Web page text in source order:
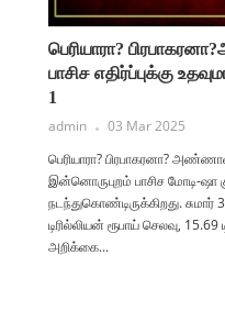
பெரியாரா?
பாசிச எதிர்ப்புக்கு
admin
03 Mar 2025
பெரியாரா? பிரபாகரனா?
இன்னொருபுறம் பாசிச மோடி-ஷா
நடந்துகொண்டிருக்கிறது. சுமார்
டிரில்லியன் ரூபாய் செலவு,
அறிக்கை...